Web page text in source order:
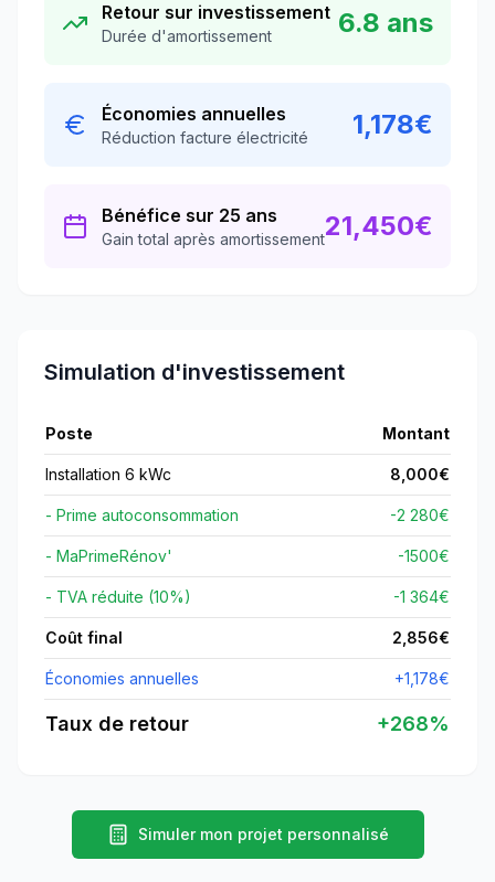
Retour sur investissement
Durée d'amortissement 6.8 ans
Économies annuelles
Réduction facture électricité 1,178€
Bénéfice sur 25 ans
Gain total après amortissement21,450€
Simulation d'investissement
Poste Montant
Installation 6 kWc 8,000€
- Prime autoconsommation -2 280€
- MaPrimeRénov' -1500€
- TVA réduite (10%) -1 364€
Coût final 2,856€
Économies annuelles +1,178€
Taux de retour +268%
Simuler mon projet personnalisé